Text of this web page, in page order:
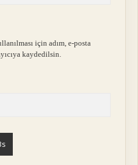
için adım, e-posta
kaydedilsin.